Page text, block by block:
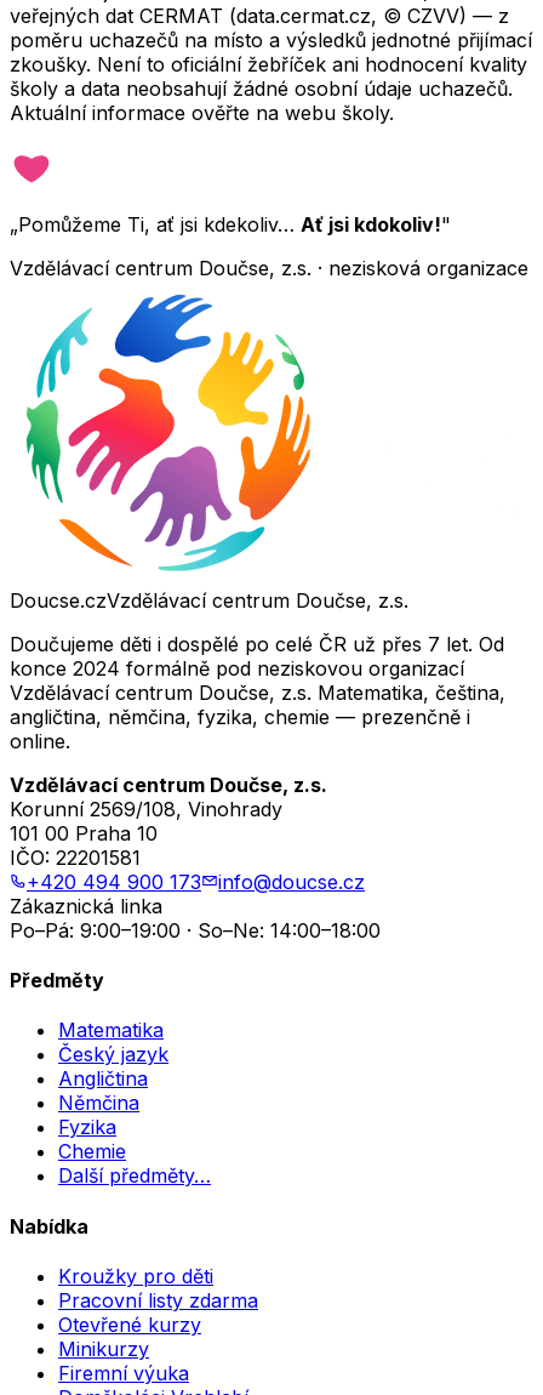
veřejných dat CERMAT (data.cermat.cz, © CZVV) — z
poměru uchazečů na místo a výsledků jednotné přijímací
zkoušky. Není to oficiální žebříček ani hodnocení kvality
školy a data neobsahují žádné osobní údaje uchazečů.
Aktuální informace ověřte na webu školy.
„Pomůžeme Ti, ať jsi kdekoliv… Ať jsi kdokoliv!"
Vzdělávací centrum Doučse, z.s. · nezisková organizace
Doucse.czVzdělávací centrum Doučse, z.s.
Doučujeme děti i dospělé po celé ČR už přes 7 let. Od
konce 2024 formálně pod neziskovou organizací
Vzdělávací centrum Doučse, z.s. Matematika, čeština,
angličtina, němčina, fyzika, chemie — prezenčně i
online.
Vzdělávací centrum Doučse, z.s.
Korunní 2569/108, Vinohrady
101 00 Praha 10
IČO: 22201581
+420 494 900 173
info@doucse.cz
Zákaznická linka
Po–Pá: 9:00–19:00 · So–Ne: 14:00–18:00
Předměty
Matematika
Český jazyk
Angličtina
Němčina
Fyzika
Chemie
Další předměty…
Nabídka
Kroužky pro děti
Pracovní listy zdarma
Otevřené kurzy
Minikurzy
Firemní výuka